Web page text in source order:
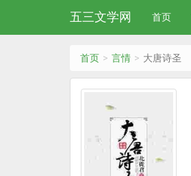
五三文学网 首页
首页 言情 大唐诗圣